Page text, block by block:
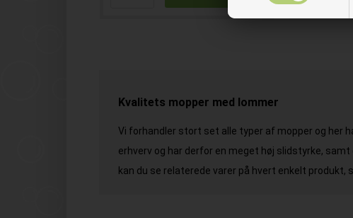
Kvalitets mopper med lommer
Vi forhandler stort set alle typer af mopper og her
erhverv og har derfor en meget høj slidstyrke,
kan du se relaterede varer på hvert enkelt produkt,